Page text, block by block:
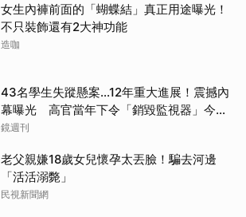
女生內褲前面的「蝴蝶結」真正用途曝光！
不只裝飾還有2大神功能
造咖
43名學生失蹤懸案...12年重大進展！震撼內
幕曝光 高官當年下令「銷毀監視器」今遭
逮
鏡週刊
老父親嫌18歲女兒懷孕太丟臉！騙去河邊
「活活溺斃」
民視新聞網